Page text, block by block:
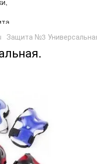
Защита №3